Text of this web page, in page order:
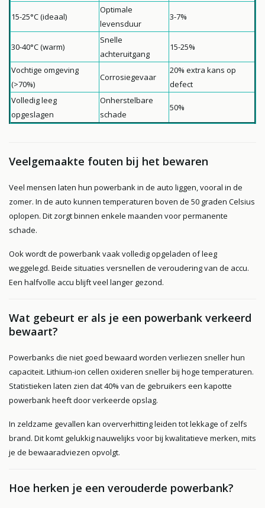
15-25°C (ideaal)
Optimale
levensduur
3-7%
30-40°C (warm)
Snelle
achteruitgang
15-25%
Vochtige omgeving
(>70%)
Corrosiegevaar
20% extra kans op
defect
Volledig leeg
opgeslagen
Onherstelbare
schade
50%
Veelgemaakte fouten bij het bewaren
Veel mensen laten hun powerbank in de auto liggen, vooral in de
zomer. In de auto kunnen temperaturen boven de 50 graden Celsius
oplopen. Dit zorgt binnen enkele maanden voor permanente
schade.
Ook wordt de powerbank vaak volledig opgeladen of leeg
weggelegd. Beide situaties versnellen de veroudering van de accu.
Een halfvolle accu blijft veel langer gezond.
Wat gebeurt er als je een powerbank verkeerd
bewaart?
Powerbanks die niet goed bewaard worden verliezen sneller hun
capaciteit. Lithium-ion cellen oxideren sneller bij hoge temperaturen.
Statistieken laten zien dat 40% van de gebruikers een kapotte
powerbank heeft door verkeerde opslag.
In zeldzame gevallen kan oververhitting leiden tot lekkage of zelfs
brand. Dit komt gelukkig nauwelijks voor bij kwalitatieve merken, mits
je de bewaaradviezen opvolgt.
Hoe herken je een verouderde powerbank?